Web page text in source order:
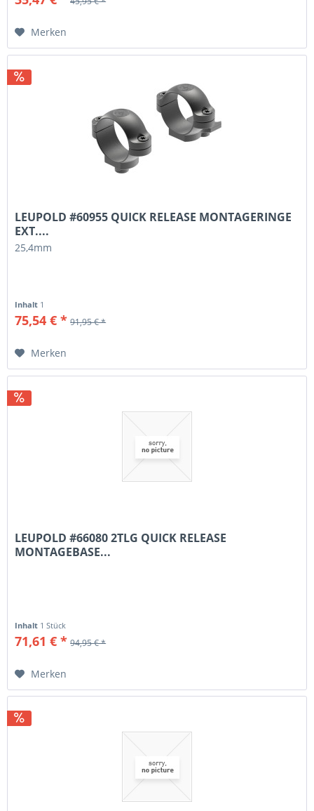
Merken
LEUPOLD #60955 QUICK RELEASE MONTAGERINGE
EXT....
25,4mm
Inhalt 1
75,54 € * 91,95 € *
Merken
LEUPOLD #66080 2TLG QUICK RELEASE
MONTAGEBASE...
Inhalt 1 Stück
71,61 € * 94,95 € *
Merken